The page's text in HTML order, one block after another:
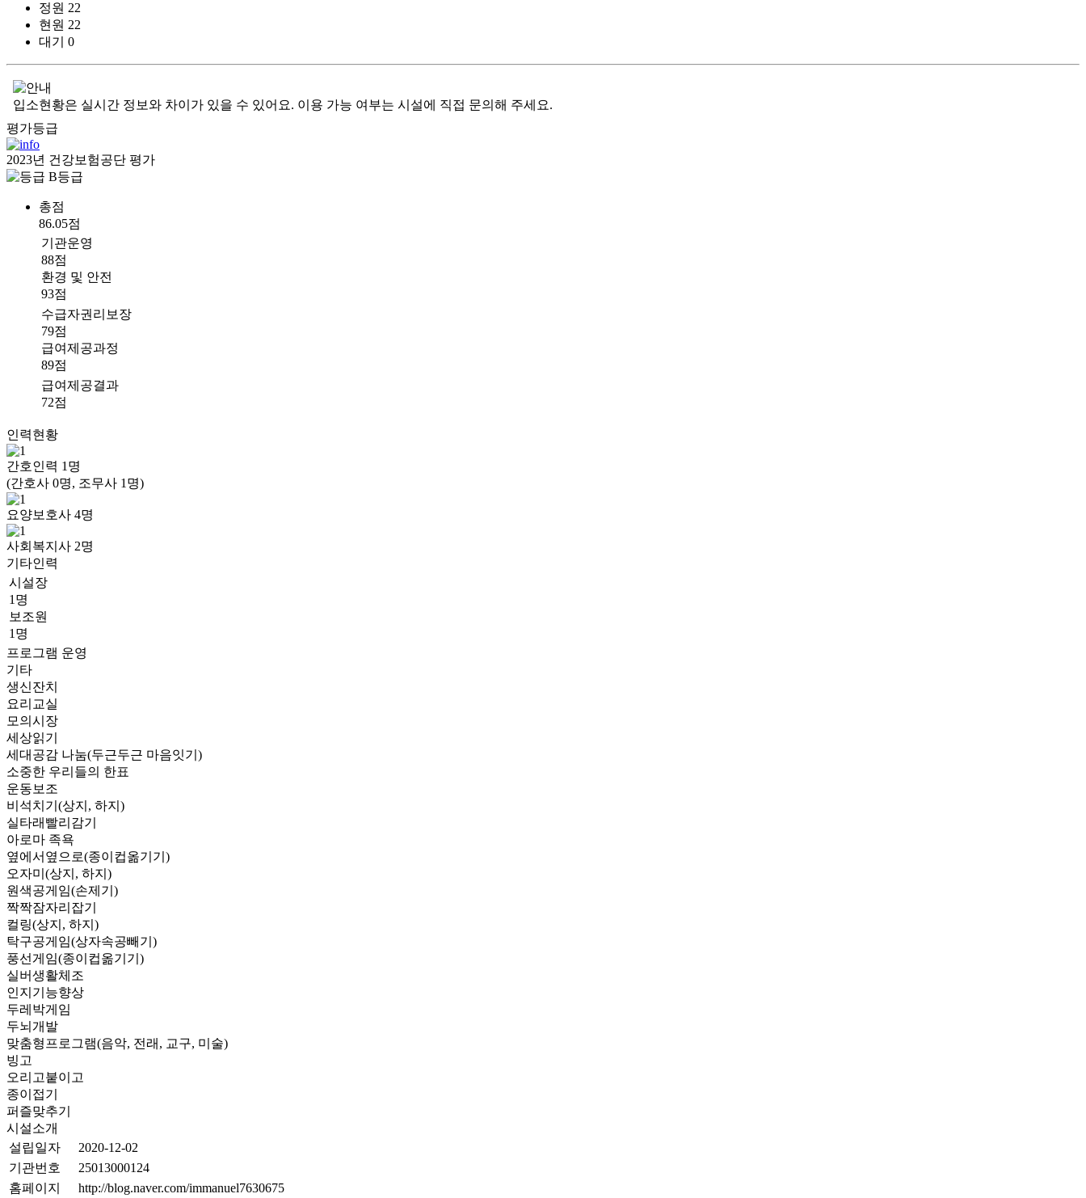
정원 22
현원 22
대기
0
입소현황은 실시간 정보와 차이가 있을 수 있어요. 이용 가능 여부는 시설에 직접 문의해 주세요.
평가등급
2023년 건강보험공단 평가
B등급
총점
86.05점
기관운영
88점
환경 및 안전
93점
수급자권리보장
79점
급여제공과정
89점
급여제공결과
72점
인력현황
간호인력 1 명
(간호사 0명, 조무사 1명)
요양보호사 4명
사회복지사 2명
기타인력
시설장
1명
보조원
1명
프로그램 운영
기타
생신잔치
요리교실
모의시장
세상읽기
세대공감 나눔(두근두근 마음잇기)
소중한 우리들의 한표
운동보조
비석치기(상지, 하지)
실타래빨리감기
아로마 족욕
옆에서옆으로(종이컵옮기기)
오자미(상지, 하지)
원색공게임(손제기)
짝짝잠자리잡기
컬링(상지, 하지)
탁구공게임(상자속공빼기)
풍선게임(종이컵옮기기)
실버생활체조
인지기능향상
두레박게임
두뇌개발
맞춤형프로그램(음악, 전래, 교구, 미술)
빙고
오리고붙이고
종이접기
퍼즐맞추기
시설소개
설립일자
2020-12-02
기관번호
25013000124
홈페이지
http://blog.naver.com/immanuel7630675